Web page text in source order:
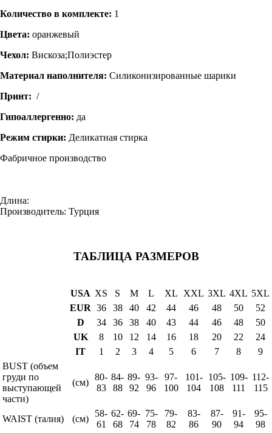
Количество в комплекте: 1
Цвета: оранжевый
Чехол: Вискоза;Полиэстер
Материал наполнителя: Силиконизированные шарики
Принт: /
Гипоаллергенно: да
Режим стирки: Деликатная стирка
Фабричное производство
Длина:
Производитель: Турция
ТАБЛИЦА РАЗМЕРОВ
USA XS S M L XL XXL 3XL 4XL 5XL
EUR 36 38 40 42 44 46 48 50
52
D
34 36 38 40 43 44 46 48
50
UK
8 10 12 14 16 18 20 22
24
IT
1 2 3 4 5 6 7 8
9
BUST (объем
груди по
выступающей
части)
(см)
80-
83
84-
88
89-
92
93-
96
97-
100
101-
104
105-
108
109-
111
112-
115
WAIST (талия) (см)
58-
61
62-
68
69-
74
75-
78
79-
82
83-
86
87-
90
91-
94
95-
98